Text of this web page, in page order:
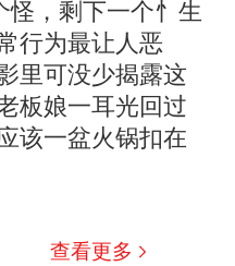
怪，剩下一个忄生
行为最让人恶
里可没少揭露这
板娘一耳光回过
该一盆火锅扣在
查看更多
报名的考试，成绩
公平么？
没有法定首都的国
名，总统就邀请中
绕了几乎整个国境
曾两次到中国寻根
元，搬到楼下交
搬上楼！女子傻眼
一枚命中就能让航